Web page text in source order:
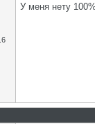
У меня нету